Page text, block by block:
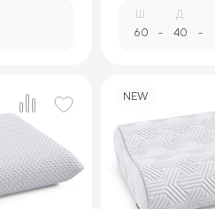
Ш.
60 -
Д.
40 -
NEW
2